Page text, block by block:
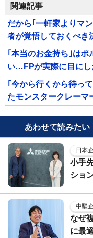
関連記事
だから｢一軒家よりマ
者が覚悟しておくべき
｢本当のお金持ち｣は
い…FPが実際に目にし
｢今から行くから待っ
たモンスタークレーマ
あわせて読みたい
日本
小手
ショ
中堅
なぜ
に最